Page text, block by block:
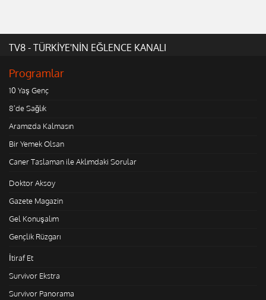
TV8 - TÜRKİYE'NİN EĞLENCE KANALI
Programlar
10 Yaş Genç
8'de Sağlık
Aramızda Kalmasın
Bir Yemek Olsan
Caner Taslaman ile Aklımdaki Sorular
Doktor Aksoy
Gazete Magazin
Gel Konuşalım
Gençlik Rüzgarı
İtiraf Et
Survivor Ekstra
Survivor Panorama